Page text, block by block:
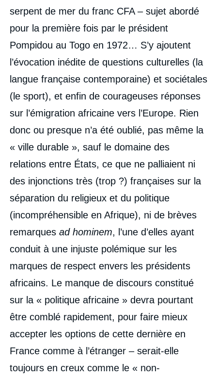
serpent de mer du franc CFA – sujet abordé
pour la première fois par le président
Pompidou au Togo en 1972… S’y ajoutent
l’évocation inédite de questions culturelles (la
langue française contemporaine) et sociétales
(le sport), et enfin de courageuses réponses
sur l’émigration africaine vers l’Europe. Rien
donc ou presque n’a été oublié, pas même la
« ville durable », sauf le domaine des
relations entre États, ce que ne palliaient ni
des injonctions très (trop ?) françaises sur la
séparation du religieux et du politique
(incompréhensible en Afrique), ni de brèves
remarques ad hominem, l’une d’elles ayant
conduit à une injuste polémique sur les
marques de respect envers les présidents
africains. Le manque de discours constitué
sur la « politique africaine » devra pourtant
être comblé rapidement, pour faire mieux
accepter les options de cette dernière en
France comme à l’étranger – serait-elle
toujours en creux comme le « non-